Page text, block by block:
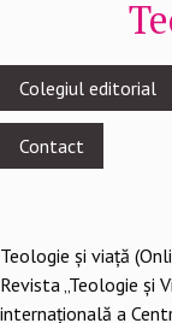
Footer
menu
Colegiul editorial
Contact
Teologie şi viaţă
Revista „Teologie și
internațională a